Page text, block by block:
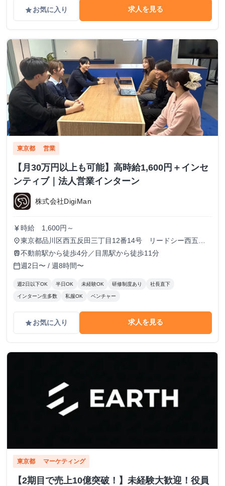
gradeお気に入り 求人を見る
東京都 営業
【月30万円以上も可能】高時給1,600円＋インセ
ンティブ｜法人営業インターン
株式会社DigiMan
currency_yen 時給 1,600円～
place東京都品川区西五反田三丁目12番14号 リードシー西五反
田ビル7-8階（受付8階）
train不動前駅から徒歩4分／目黒駅から徒歩11分
calendar_today週2日〜 / 週8時間〜
週2日以下OK 半日OK 未経験OK 研修制度あり 社長直下
インターン生多数 私服OK ベンチャー
gradeお気に入り 求人を見る
東京都 マーケティング
【2期目で売上10億突破！】未経験大歓迎！役員